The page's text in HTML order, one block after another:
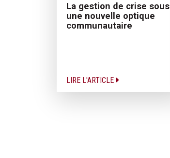
La gestion de crise sous
une nouvelle optique
communautaire
LIRE L'ARTICLE